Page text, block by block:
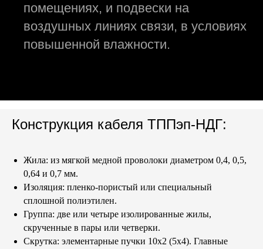
помещениях, и подвески на
воздушных линиях связи, в условиях
повышенной влажности.
Конструкция кабеля ТППэп-НДГ:
Жила: из мягкой медной проволоки диаметром 0,4, 0,5,
0,64 и 0,7 мм.
Изоляция: пленко-пористый или специальный
сплошной полиэтилен.
Группа: две или четыре изолированные жилы,
скрученные в пары или четверки.
Скрутка: элементарные пучки 10х2 (5х4). Главные